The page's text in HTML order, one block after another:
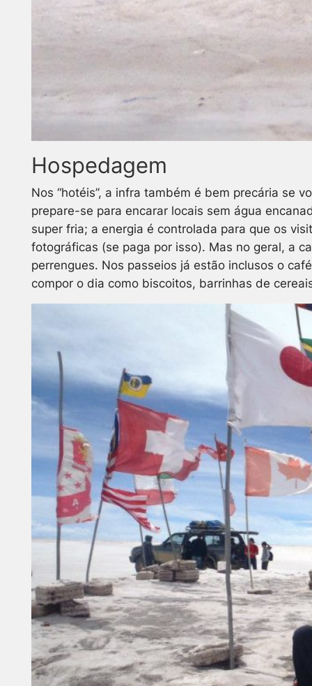
Hospedagem
Nos “hotéis”, a infra também é bem precária se
prepare-se para encarar locais sem água
super fria; a energia é controlada para que os
fotográficas (se paga por isso). Mas no geral, a
perrengues. Nos passeios já estão inclusos o
compor o dia como biscoitos, barrinhas de